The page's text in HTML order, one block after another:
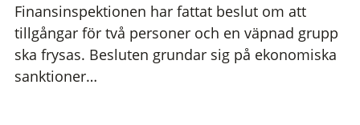
Finansinspektionen har fattat beslut om att
tillgångar för två personer och en väpnad grupp
ska frysas. Besluten grundar sig på ekonomiska
sanktioner…